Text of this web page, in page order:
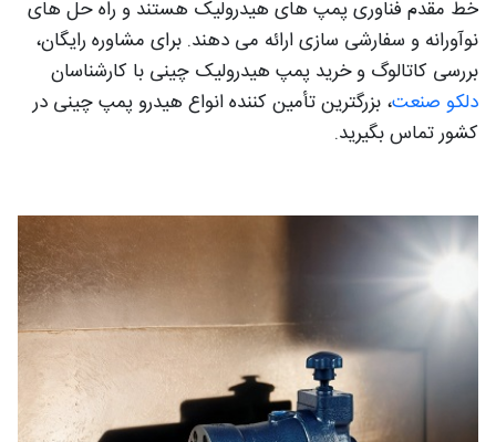
خط مقدم فناوری پمپ های هیدرولیک هستند و راه حل های
نوآورانه و سفارشی سازی ارائه می دهند. برای مشاوره رایگان،
بررسی کاتالوگ و خرید پمپ هیدرولیک چینی با کارشناسان
دلکو صنعت، بزرگترین تأمین کننده انواع هیدرو پمپ چینی در
کشور تماس بگیرید.